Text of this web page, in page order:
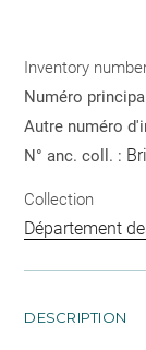
Inventory
Numéro
Autre numéro
N° anc. coll. :
Collection
Département
DESCRIPTION